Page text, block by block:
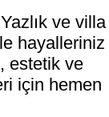
ve villa
hayalleriniz
estetik ve
için hemen